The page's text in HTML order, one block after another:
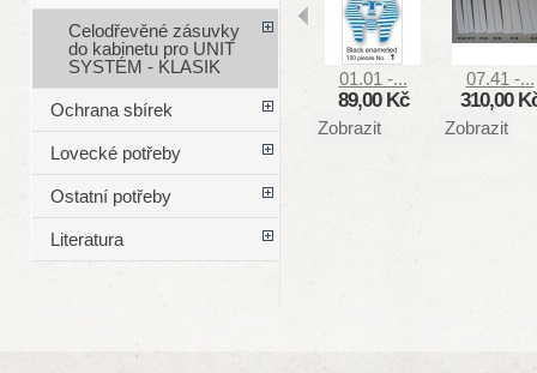
01.01 -...
89,00 Kč
Zobrazit
07.41 -...
310,00
Zobrazit
Celodřevěné zásuvky
do kabinetu pro UNIT
SYSTÉM - KLASIK
Ochrana sbírek
Lovecké potřeby
Ostatní potřeby
Literatura